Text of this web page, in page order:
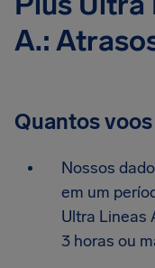
A.:
Quantos
Nossos
em um
Ultra Lineas
3 horas ou